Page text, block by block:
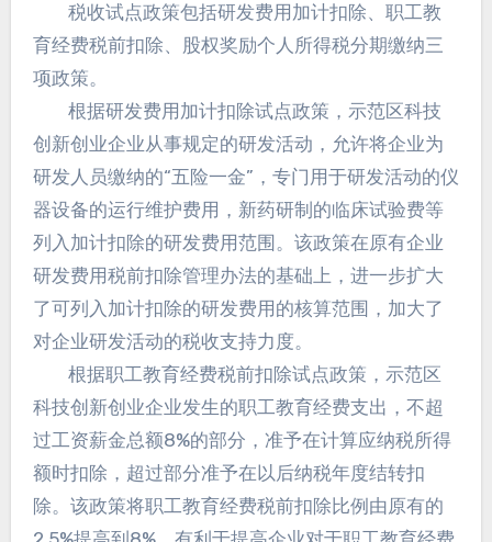
税收试点政策包括研发费用加计扣除、职工教
育经费税前扣除、股权奖励个人所得税分期缴纳三
项政策。
根据研发费用加计扣除试点政策，示范区科技
创新创业企业从事规定的研发活动，允许将企业为
研发人员缴纳的“五险一金”，专门用于研发活动的仪
器设备的运行维护费用，新药研制的临床试验费等
列入加计扣除的研发费用范围。该政策在原有企业
研发费用税前扣除管理办法的基础上，进一步扩大
了可列入加计扣除的研发费用的核算范围，加大了
对企业研发活动的税收支持力度。
根据职工教育经费税前扣除试点政策，示范区
科技创新创业企业发生的职工教育经费支出，不超
过工资薪金总额8%的部分，准予在计算应纳税所得
额时扣除，超过部分准予在以后纳税年度结转扣
除。该政策将职工教育经费税前扣除比例由原有的